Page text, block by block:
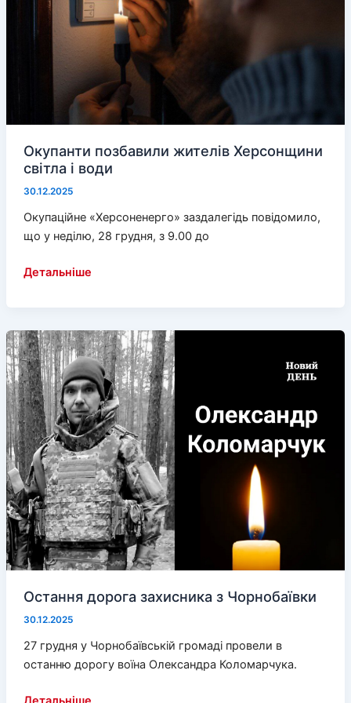
вдома
попри
руйнування
Окупанти позбавили жителів Херсонщини
світла і води
30.12.2025
Окупаційне «Херсоненерго» заздалегідь повідомило,
що у неділю, 28 грудня, з 9.00 до
Окупанти
Херсонщини
світла
і
води
Детальніше
Остання дорога захисника з Чорнобаївки
30.12.2025
27 грудня у Чорнобаївській громаді провели в
останню дорогу воїна Олександра Коломарчука.
Остання